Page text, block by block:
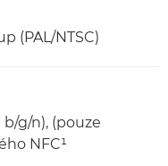
(PAL/NTSC)
b/g/n), (pouze
NFC¹